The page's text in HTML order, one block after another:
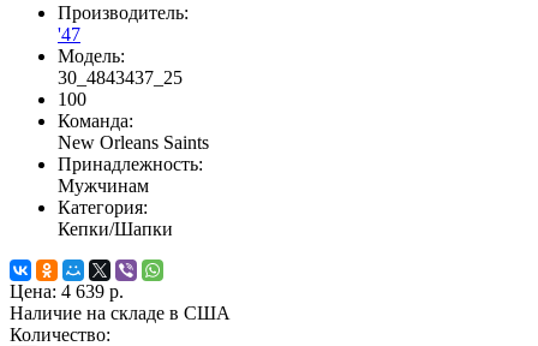
Производитель:
'47
Модель:
30_4843437_25
100
Команда:
New Orleans Saints
Принадлежность:
Мужчинам
Категория:
Кепки/Шапки
Цена: 4 639 р.
Наличие на складе в США
Количество: